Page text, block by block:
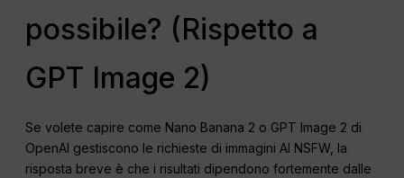
possibile? (Rispetto a
GPT Image 2)
Se volete capire come Nano Banana 2 o GPT Image 2 di
OpenAI gestiscono le richieste di immagini AI NSFW, la
risposta breve è che i risultati dipendono fortemente dalle